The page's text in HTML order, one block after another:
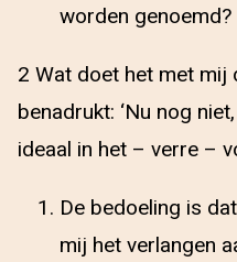
worden genoemd?
2 Wat doet het met
benadrukt: ‘Nu nog
ideaal in het – verre –
De bedoeling is
mij het verlangen